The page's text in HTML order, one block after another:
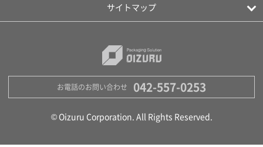
サイトマップ
お電話のお問い合わせ 042-557-0253
© Oizuru Corporation. All Rights Reserved.